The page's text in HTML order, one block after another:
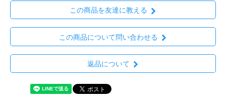
この商品を友達に教える
この商品について問い合わせる
返品について